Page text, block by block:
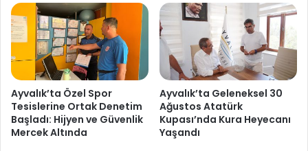
Ayvalık’ta Özel Spor
Tesislerine Ortak Denetim
Başladı: Hijyen ve Güvenlik
Mercek Altında
Ayvalık’ta Geleneksel 30
Ağustos Atatürk
Kupası’nda Kura Heyecanı
Yaşandı